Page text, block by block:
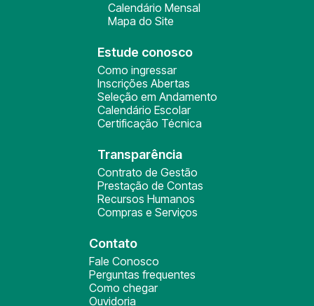
Calendário Mensal
Mapa do Site
Estude conosco
Como ingressar
Inscrições Abertas
Seleção em Andamento
Calendário Escolar
Certificação Técnica
Transparência
Contrato de Gestão
Prestação de Contas
Recursos Humanos
Compras e Serviços
Contato
Fale Conosco
Perguntas frequentes
Como chegar
Ouvidoria